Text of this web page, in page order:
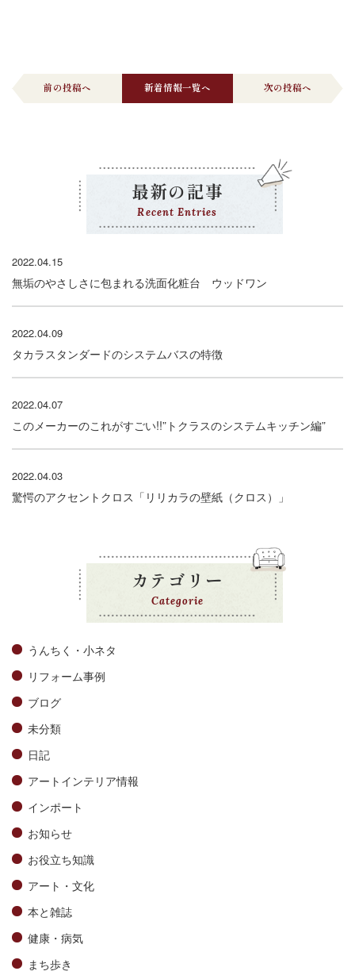
前の投稿へ 新着情報一覧へ 次の投稿へ
最新の記事
Recent Entries
2022.04.15
無垢のやさしさに包まれる洗面化粧台 ウッドワン
2022.04.09
タカラスタンダードのシステムバスの特徴
2022.04.07
このメーカーのこれがすごい!!”トクラスのシステムキッチン編”
2022.04.03
驚愕のアクセントクロス「リリカラの壁紙（クロス）」
カテゴリー
Categorie
うんちく・小ネタ
リフォーム事例
ブログ
未分類
日記
アートインテリア情報
インポート
お知らせ
お役立ち知識
アート・文化
本と雑誌
健康・病気
まち歩き